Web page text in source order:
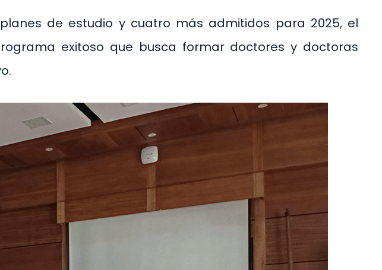
de estudio y cuatro más admitidos para 2025, el
exitoso que busca formar doctores y doctoras